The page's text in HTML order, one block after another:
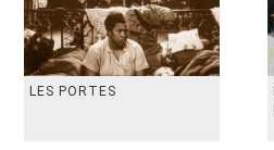
LES PORTES